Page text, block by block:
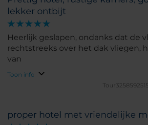
lekker ontbijt
Heerlijk geslapen, ondanks dat de
rechtstreeks over het dak vliegen,
van
Toon info
proper hotel met vriendelijke